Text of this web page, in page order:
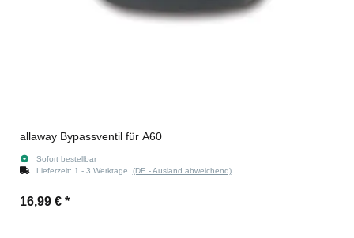
allaway Bypassventil für A60
Sofort bestellbar
Lieferzeit: 1 - 3 Werktage (DE - Ausland abweichend)
16,99 € *